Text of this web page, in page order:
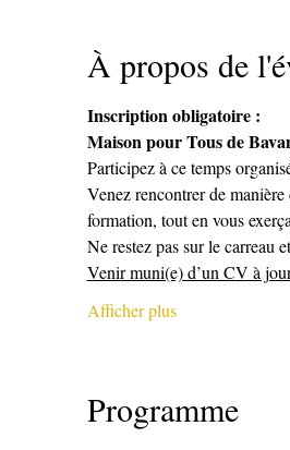
À propos de
Inscription obligatoire :
Maison pour Tous de
Participez à ce temps
Venez rencontrer de
formation, tout en vous
Ne restez pas sur le carreau
Venir muni(e) d’un CV à
Afficher plus
Programme